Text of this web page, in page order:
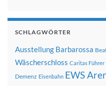
SCHLAGWÖRTER
Ausstellung Barbarossa
Wäscherschloss Caritas Führer
Demenz Eisenbahn EWS